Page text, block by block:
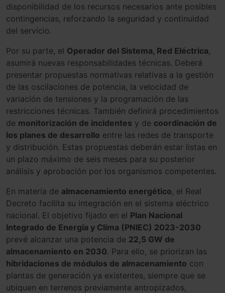
disponibilidad de los recursos necesarios ante posibles
contingencias, reforzando la seguridad y continuidad
del servicio.
Por su parte, el Operador del Sistema, Red Eléctrica,
asumirá nuevas responsabilidades técnicas. Deberá
presentar propuestas normativas relativas a la gestión
de las oscilaciones de potencia, la velocidad de
variación de tensiones y la programación de las
restricciones técnicas. También definirá procedimientos
de monitorización de incidentes y de coordinación de
los planes de desarrollo entre las redes de transporte
y distribución. Estas propuestas deberán estar listas en
un plazo máximo de seis meses para su posterior
análisis y aprobación por los organismos competentes.
En materia de almacenamiento energético, el Real
Decreto facilita su integración en el sistema eléctrico
nacional. El objetivo fijado en el Plan Nacional
Integrado de Energía y Clima (PNIEC) 2023-2030
prevé alcanzar una potencia de 22,5 GW de
almacenamiento en 2030. Para ello, se priorizan las
hibridaciones de módulos de almacenamiento con
plantas de generación ya existentes, siempre que se
ubiquen en terrenos previamente antropizados,